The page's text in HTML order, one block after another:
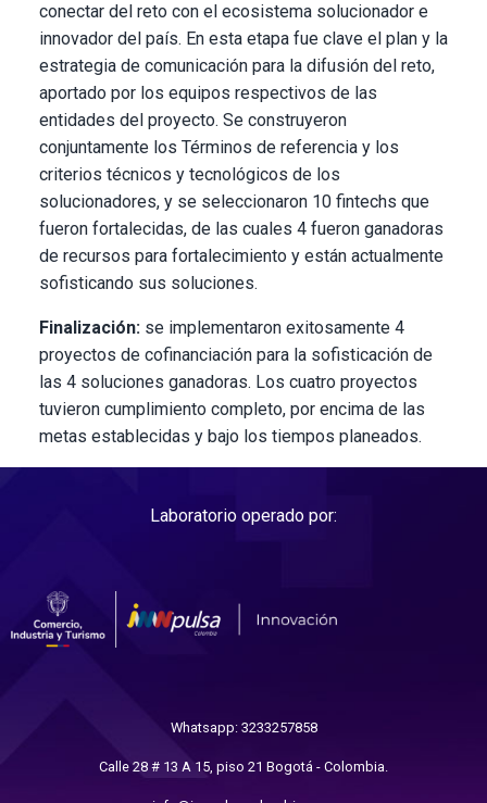
conectar del reto con el ecosistema solucionador e
innovador del país. En esta etapa fue clave el plan y la
estrategia de comunicación para la difusión del reto,
aportado por los equipos respectivos de las
entidades del proyecto. Se construyeron
conjuntamente los Términos de referencia y los
criterios técnicos y tecnológicos de los
solucionadores, y se seleccionaron 10 fintechs que
fueron fortalecidas, de las cuales 4 fueron ganadoras
de recursos para fortalecimiento y están actualmente
sofisticando sus soluciones.
Finalización: se implementaron exitosamente 4
proyectos de cofinanciación para la sofisticación de
las 4 soluciones ganadoras. Los cuatro proyectos
tuvieron cumplimiento completo, por encima de las
metas establecidas y bajo los tiempos planeados.
Laboratorio operado por:
Whatsapp: 3233257858
Calle 28 # 13 A 15, piso 21 Bogotá - Colombia.